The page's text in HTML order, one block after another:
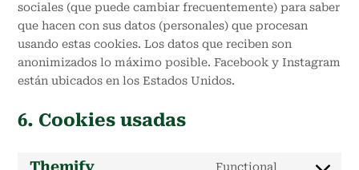
sociales (que puede cambiar frecuentemente) para saber
que hacen con sus datos (personales) que procesan
usando estas cookies. Los datos que reciben son
anonimizados lo máximo posible. Facebook y Instagram
están ubicados en los Estados Unidos.
6. Cookies usadas
Themify Functional